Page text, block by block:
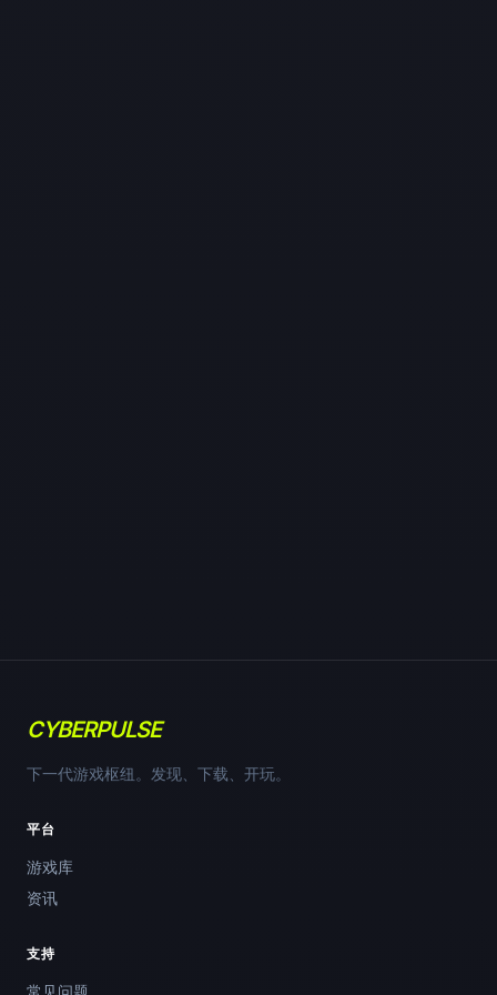
CYBERPULSE
下一代游戏枢纽。发现、下载、开玩。
平台
游戏库
资讯
支持
常见问题